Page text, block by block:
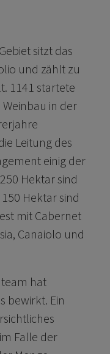
sitzt das
und zählt zu
1141 startete
in der
Leitung des
einig der
Hektar sind
Hektar sind
mit Cabernet
Canaiolo und
hat
bewirkt. Ein
Falle der